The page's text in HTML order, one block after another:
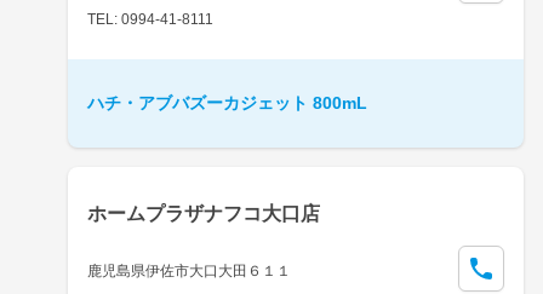
TEL: 0994-41-8111
ハチ・アブバズーカジェット 800mL
ホームプラザナフコ大口店
鹿児島県伊佐市大口大田６１１